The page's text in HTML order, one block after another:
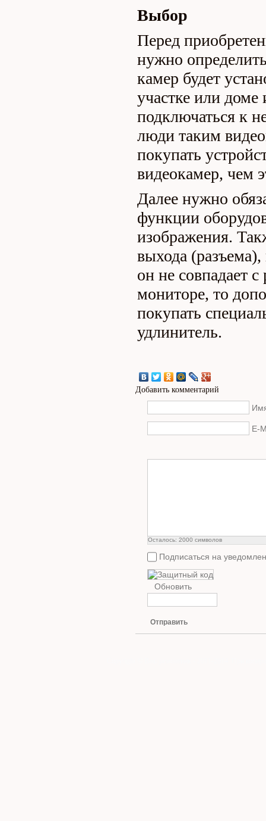
Выбор
Перед
нужно
камер будет
участке или доме
подключаться к
люди таким
покупать
видеокамер, чем
Далее нужно
функции
изображения.
выхода
он не совпадает
мониторе, то
покупать
удлинитель.
Добавить комментарий
E-
Осталось: 2000 символов
Подписаться на
Обновить
Отправить